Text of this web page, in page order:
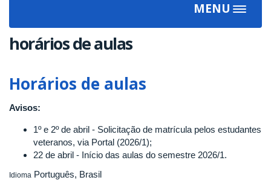
MENU
Toggle
horários de aulas
Horários de aulas
Avisos:
1º e 2º de abril - Solicitação de matrícula pelos estudantes
veteranos, via Portal (2026/1);
22 de abril - Início das aulas do semestre 2026/1.
Idioma Português, Brasil